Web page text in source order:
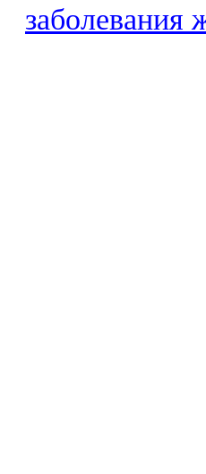
заболевания